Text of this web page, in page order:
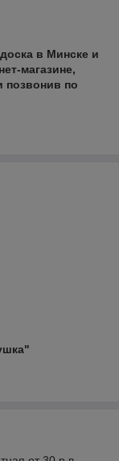
в Минске и
магазине,
позвонив по